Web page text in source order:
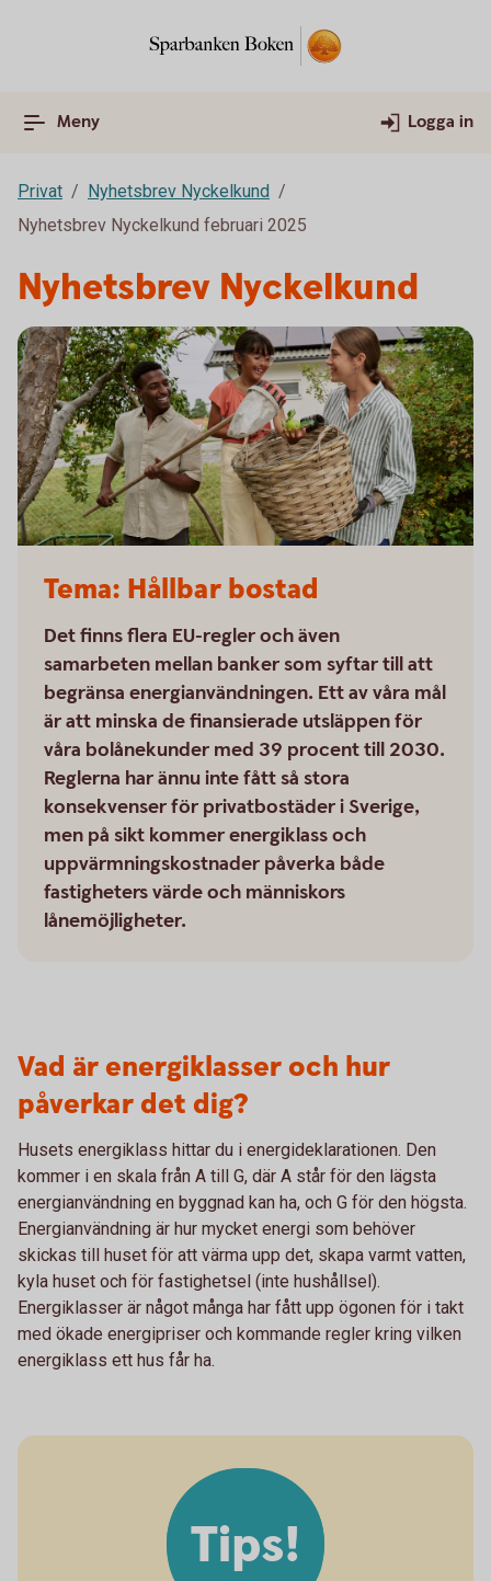
Meny Logga in
Privat
Nyhetsbrev Nyckelkund
Nyhetsbrev Nyckelkund februari 2025
Nyhetsbrev Nyckelkund
Tema: Hållbar bostad
Det finns flera EU-regler och även
samarbeten mellan banker som syftar till att
begränsa energianvändningen. Ett av våra mål
är att minska de finansierade utsläppen för
våra bolånekunder med 39 procent till 2030.
Reglerna har ännu inte fått så stora
konsekvenser för privatbostäder i Sverige,
men på sikt kommer energiklass och
uppvärmningskostnader påverka både
fastigheters värde och människors
lånemöjligheter.
Vad är energiklasser och hur
påverkar det dig?
Husets energiklass hittar du i energideklarationen. Den
kommer i en skala från A till G, där A står för den lägsta
energianvändning en byggnad kan ha, och G för den högsta.
Energianvändning är hur mycket energi som behöver
skickas till huset för att värma upp det, skapa varmt vatten,
kyla huset och för fastighetsel (inte hushållsel).
Energiklasser är något många har fått upp ögonen för i takt
med ökade energipriser och kommande regler kring vilken
energiklass ett hus får ha.
Tips!